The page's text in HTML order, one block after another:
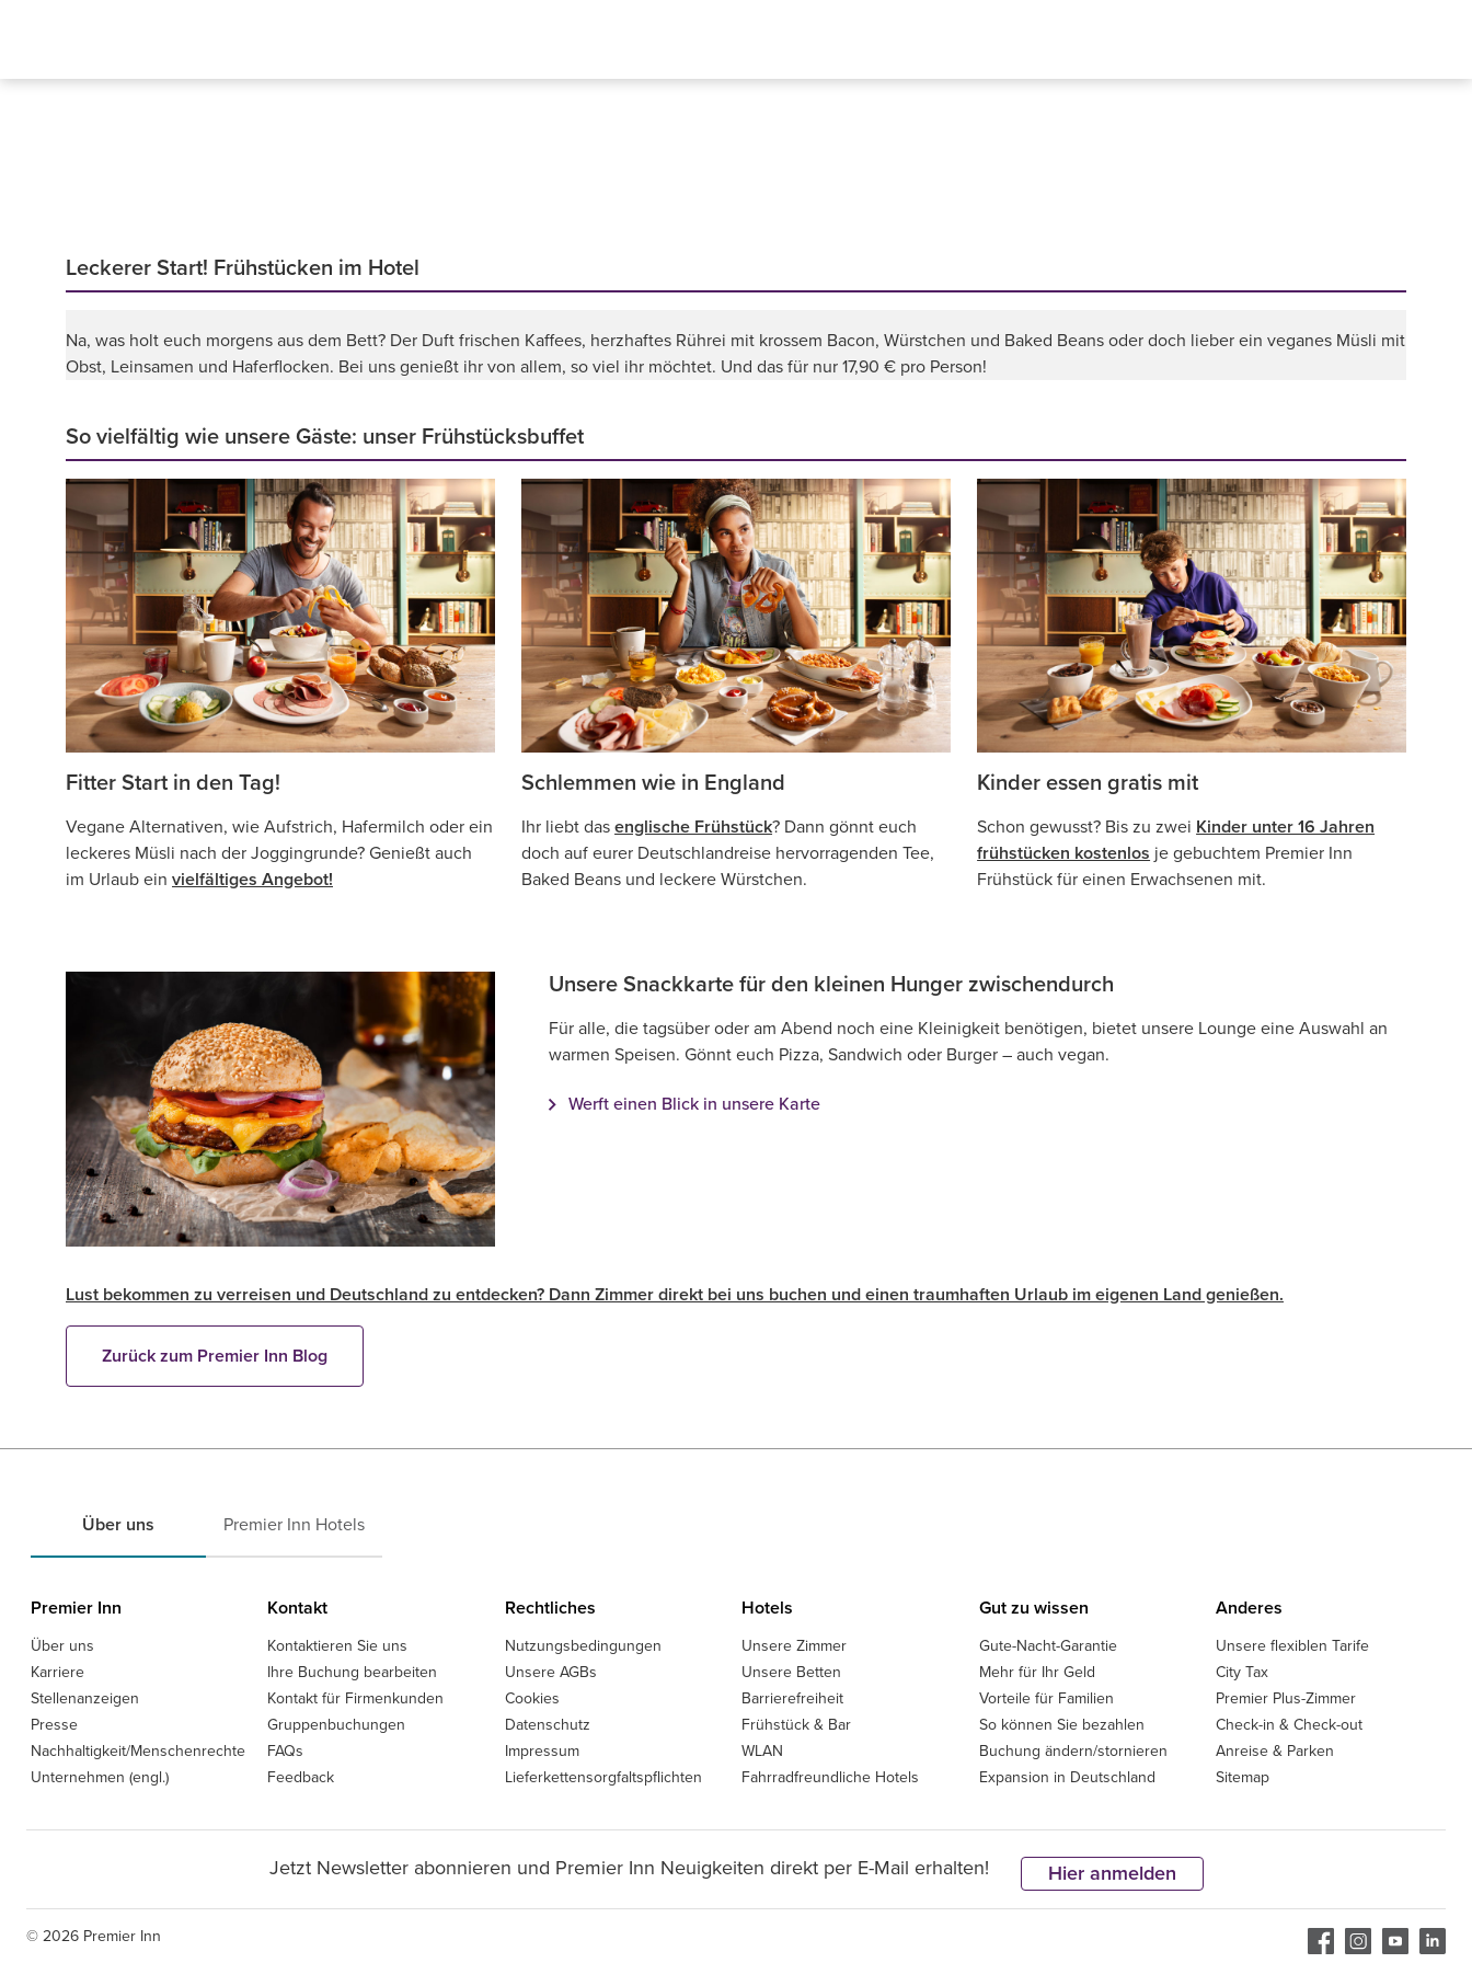
Leckerer Start! Frühstücken im Hotel
Na, was holt euch morgens aus dem Bett? Der Duft frischen Kaffees, herzhaftes Rührei mit krossem Bacon, Würstchen und Baked Beans oder doch lieber ein veganes Müsli mit
Obst, Leinsamen und Haferflocken. Bei uns genießt ihr von allem, so viel ihr möchtet. Und das für nur 17,90 € pro Person!
So vielfältig wie unsere Gäste: unser Frühstücksbuffet
Fitter Start in den Tag!
Vegane Alternativen, wie Aufstrich, Hafermilch oder ein
leckeres Müsli nach der Joggingrunde? Genießt auch
im Urlaub ein vielfältiges Angebot!
Schlemmen wie in England
Ihr liebt dasenglische Frühstück? Dann gönnt euch
doch auf eurer Deutschlandreise hervorragenden Tee,
Baked Beans und leckere Würstchen.
Kinder essen gratis mit
Schon gewusst? Bis zu zwei Kinder unter 16 Jahren
frühstücken kostenlos je gebuchtem Premier Inn
Frühstück für einen Erwachsenen mit.
Unsere Snackkarte für den kleinen Hunger zwischendurch
Für alle, die tagsüber oder am Abend noch eine Kleinigkeit benötigen, bietet unsere Lounge eine Auswahl an
warmen Speisen. Gönnt euch Pizza, Sandwich oder Burger – auch vegan.
Werft einen Blick in unsere Karte
Lust bekommen zu verreisen und Deutschland zu entdecken? Dann Zimmer direkt bei uns buchen und einen traumhaften Urlaub im eigenen Land genießen.
Zurück zum Premier Inn Blog
Über uns Premier Inn Hotels
Premier Inn
Über uns
Karriere
Stellenanzeigen
Presse
Nachhaltigkeit/Menschenrechte
Unternehmen (engl.)
Kontakt
Kontaktieren Sie uns
Ihre Buchung bearbeiten
Kontakt für Firmenkunden
Gruppenbuchungen
FAQs
Feedback
Rechtliches
Nutzungsbedingungen
Unsere AGBs
Cookies
Datenschutz
Impressum
Lieferkettensorgfaltspflichten
Hotels
Unsere Zimmer
Unsere Betten
Barrierefreiheit
Frühstück & Bar
WLAN
Fahrradfreundliche Hotels
Gut zu wissen
Gute-Nacht-Garantie
Mehr für Ihr Geld
Vorteile für Familien
So können Sie bezahlen
Buchung ändern/stornieren
Expansion in Deutschland
Anderes
Unsere flexiblen Tarife
City Tax
Premier Plus-Zimmer
Check-in & Check-out
Anreise & Parken
Sitemap
Jetzt Newsletter abonnieren und Premier Inn Neuigkeiten direkt per E-Mail erhalten! Hier anmelden
© 2026 Premier Inn